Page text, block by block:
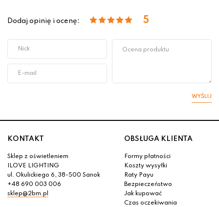
Dodaj opinię i ocenę: 5
WYŚLIJ
KONTAKT
Sklep z oświetleniem
ILOVE LIGHTING
ul. Okulickiego 6, 38-500 Sanok
+48 690 003 006
sklep@2bm.pl
OBSŁUGA KLIENTA
Formy płatności
Koszty wysyłki
Raty Payu
Bezpieczeństwo
Jak kupować
Czas oczekiwania